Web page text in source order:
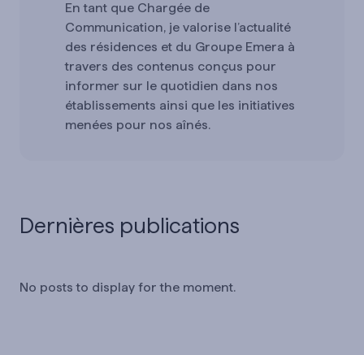
En tant que Chargée de
Communication, je valorise l’actualité
des résidences et du Groupe Emera à
travers des contenus conçus pour
informer sur le quotidien dans nos
établissements ainsi que les initiatives
menées pour nos aînés.
Dernières publications
No posts to display for the moment.